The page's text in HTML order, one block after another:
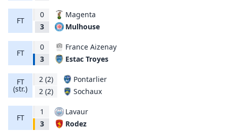
FT
0
3
Magenta
Mulhouse
FT
0
3
France Aizenay
Estac Troyes
FT
(str.)
2 (2)
2 (2)
Pontarlier
Sochaux
FT
1
3
Lavaur
Rodez